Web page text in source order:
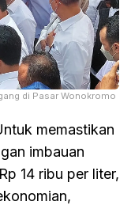
di Pasar Wonokromo
memastikan
imbauan
14 ribu per liter,